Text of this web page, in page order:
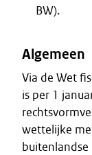
BW).
Algemeen
Via de Wet
is per 1
wettelijke